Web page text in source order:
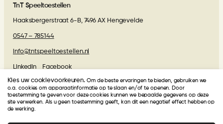
TnT Speeltoestellen
Haaksbergerstraat 6-B, 7496 AX Hengevelde
0547 – 785144
info@tntspeeltoestellen.nl
LinkedIn Facebook
Algemene voorwaarden
Beoordelingen van onze klanten
Kies uw cookievoorkeuren. Om de beste ervaringen te bieden, gebruiken we
o.a. cookies om apparaatinformatie op te slaan en/of te openen. Door
toestemming te geven voor deze cookies kunnen we bepaalde gegevens op deze
site verwerken. Als u geen toestemming geeft, kan dit een negatief effect hebben op
de werking.